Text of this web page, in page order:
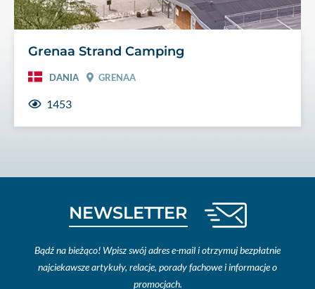
Grenaa Strand Camping
DANIA GRENAA
1453
NEWSLETTER
Bądź na bieżąco! Wpisz swój adres e-mail i otrzymuj bezpłatnie
najciekawsze artykuły, relacje, porady fachowe i informacje o
promocjach.